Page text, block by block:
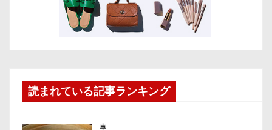
読まれている記事ランキング